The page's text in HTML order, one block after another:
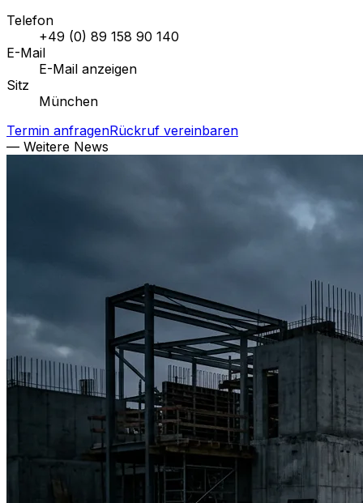
Telefon
+49 (0) 89 158 90 140
E-Mail
E-Mail anzeigen
Sitz
München
Termin anfragenRückruf vereinbaren
— Weitere News